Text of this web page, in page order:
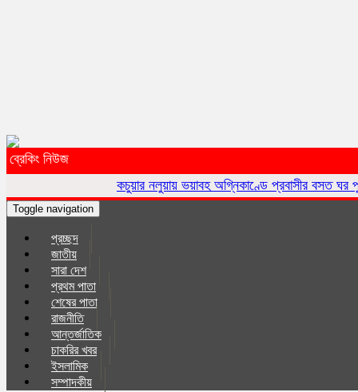
ব্রেকিং নিউজ
কচুয়ার নলুয়ায় ভয়াবহ অগ্নিকাণ্ডে প্রবাসীর বসত ঘর পুড়ে ছাই,ক্ষয়ক্ষতি
Toggle navigation
প্রচ্ছদ
জাতীয়
সারা দেশ
প্রথম পাতা
শেষের পাতা
রাজনীতি
আন্তর্জাতিক
চাকরির খবর
ইসলা‌মিক
সম্পাদকীয়